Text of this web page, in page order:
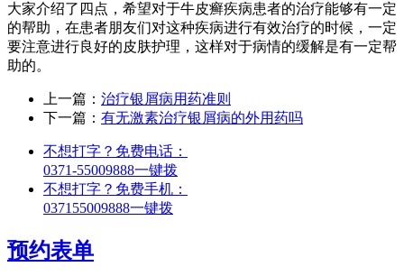
大家介绍了四点，希望对于牛皮癣疾病患者的治疗能够有一定
的帮助，在患者朋友们对这种疾病进行有效治疗的时候，一定
要注意进行良好的皮肤护理，这样对于病情的缓解是有一定帮
助的。
上一篇： 治疗银屑病用药准则
下一篇： 有无激素治疗银屑病的外用药吗
不想打字？免费电话：
0371-55009888一键拨
不想打字？免费手机：
037155009888一键拨
预约表单